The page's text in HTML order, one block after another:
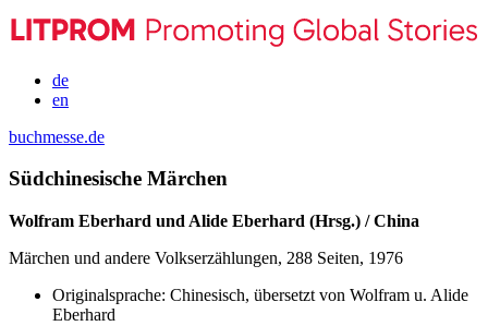
de
en
buchmesse.de
Südchinesische Märchen
Wolfram Eberhard und Alide Eberhard (Hrsg.) / China
Märchen und andere Volkserzählungen, 288 Seiten, 1976
Originalsprache: Chinesisch, übersetzt von Wolfram u. Alide
Eberhard